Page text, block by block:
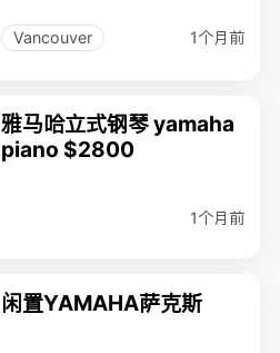
Vancouver 1个月前
雅马哈立式钢琴 yamaha
piano $2800
1个月前
闲置YAMAHA萨克斯